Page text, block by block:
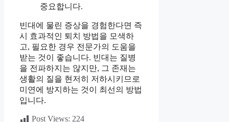
중요합니다.
빈대에 물린 증상을 경험한다면 즉
시 효과적인 퇴치 방법을 모색하
고, 필요한 경우 전문가의 도움을
받는 것이 좋습니다. 빈대는 질병
을 전파하지는 않지만, 그 존재는
생활의 질을 현저히 저하시키므로
미연에 방지하는 것이 최선의 방법
입니다.
Post Views: 224